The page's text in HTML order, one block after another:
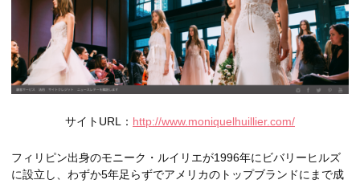
サイトURL： http://www.moniquelhuillier.com/
フィリピン出身のモニーク・ルイリエが1996年にビバリーヒルズ
に設立し、わずか5年足らずでアメリカのトップブランドにまで成